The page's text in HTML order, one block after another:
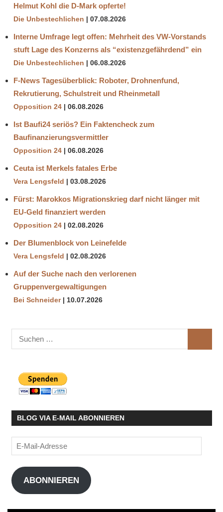
Helmut Kohl die D‑Mark opferte!
Die Unbestechlichen 07.08.2026
Interne Umfrage legt offen: Mehrheit des VW-Vorstands
stuft Lage des Konzerns als “existenzgefährdend” ein
Die Unbestechlichen 06.08.2026
F-News Tagesüberblick: Roboter, Drohnenfund,
Rekrutierung, Schulstreit und Rheinmetall
Opposition 24 06.08.2026
Ist Baufi24 seriös? Ein Faktencheck zum
Baufinanzierungsvermittler
Opposition 24 06.08.2026
Ceuta ist Merkels fatales Erbe
Vera Lengsfeld 03.08.2026
Fürst: Marokkos Migrationskrieg darf nicht länger mit
EU-Geld finanziert werden
Opposition 24 02.08.2026
Der Blumenblock von Leinefelde
Vera Lengsfeld 02.08.2026
Auf der Suche nach den verlorenen
Gruppenvergewaltigungen
Bei Schneider 10.07.2026
Suchen
nach:
BLOG VIA E-MAIL ABONNIEREN
E-
Mail-
Adresse
ABONNIEREN